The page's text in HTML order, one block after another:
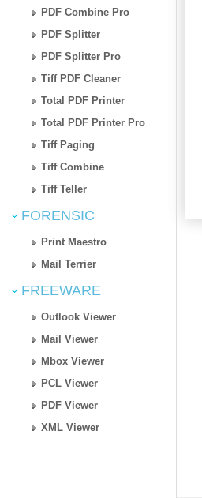
PDF Combine Pro
PDF Splitter
PDF Splitter Pro
Tiff PDF Cleaner
Total PDF Printer
Total PDF Printer Pro
Tiff Paging
Tiff Combine
Tiff Teller
FORENSIC
Print Maestro
Mail Terrier
FREEWARE
Outlook Viewer
Mail Viewer
Mbox Viewer
PCL Viewer
PDF Viewer
XML Viewer